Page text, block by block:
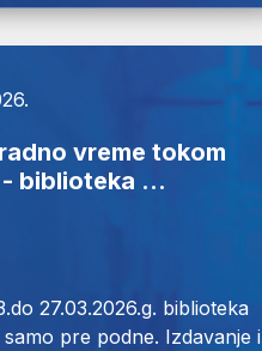
vreme tokom
biblioteka ...
27.03.2026.g. biblioteka
samo pre podne. Izdavanje i